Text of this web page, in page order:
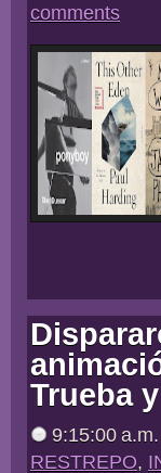
comments
Trueba
9:15:00 a.m.
RESTREPO,